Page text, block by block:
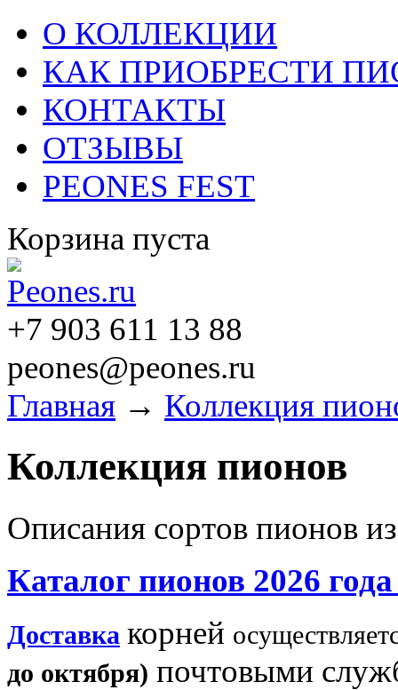
О КОЛЛЕКЦИИ
КАК ПРИОБРЕСТИ
КОНТАКТЫ
ОТЗЫВЫ
PEONES FEST
Корзина пуста
+7 903 611 13 88
peones@peones.ru
Главная → Коллекция
Коллекция пионов
Описания сортов пионов
Каталог пионов 2026
Доставка корней
до октября) почтовыми